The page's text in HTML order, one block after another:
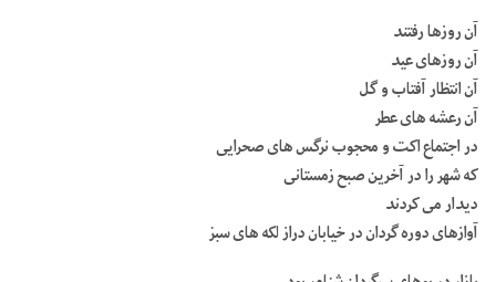
آن روزها رفتند
آن روزهای عید
آن انتظار آفتاب و گل
آن رعشه های عطر
در اجتماع اکت و محجوب نرگس های صحرایی
که شهر را در آخرین صبح زمستانی
دیدار می کردند
آوازهای دوره گردان در خیابان دراز لکه های سبز